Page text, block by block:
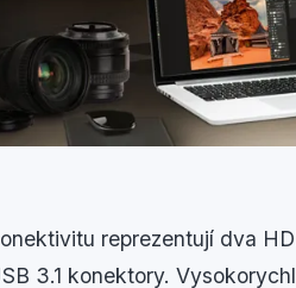
reprezentují dva
3.1 konektory.